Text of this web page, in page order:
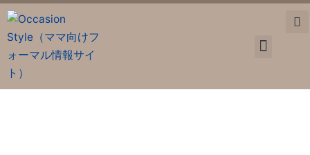
内
容
を
ス